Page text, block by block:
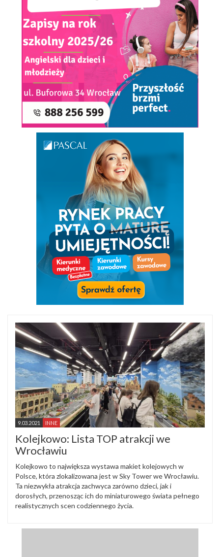
9.03.2021 INNE
Kolejkowo: Lista TOP atrakcji we
Wrocławiu
Kolejkowo to największa wystawa makiet kolejowych w
Polsce, która zlokalizowana jest w Sky Tower we Wrocławiu.
Ta niezwykła atrakcja zachwyca zarówno dzieci, jak i
dorosłych, przenosząc ich do miniaturowego świata pełnego
realistycznych scen codziennego życia.